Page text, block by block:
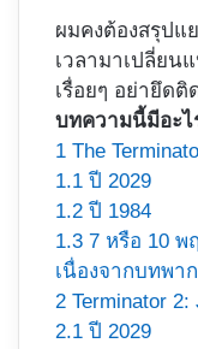
ผมคงต้องสรุปแ
เวลามาเปลี่ยน
เรื่อยๆ อย่ายึด
บทความนี้มีอะไ
1 The
1.1 ปี 2029
1.2 ปี 1984
1.3 7 หรือ 10 พ
เนื่องจากบทพา
2 Terminator 2:
2.1 ปี 2029